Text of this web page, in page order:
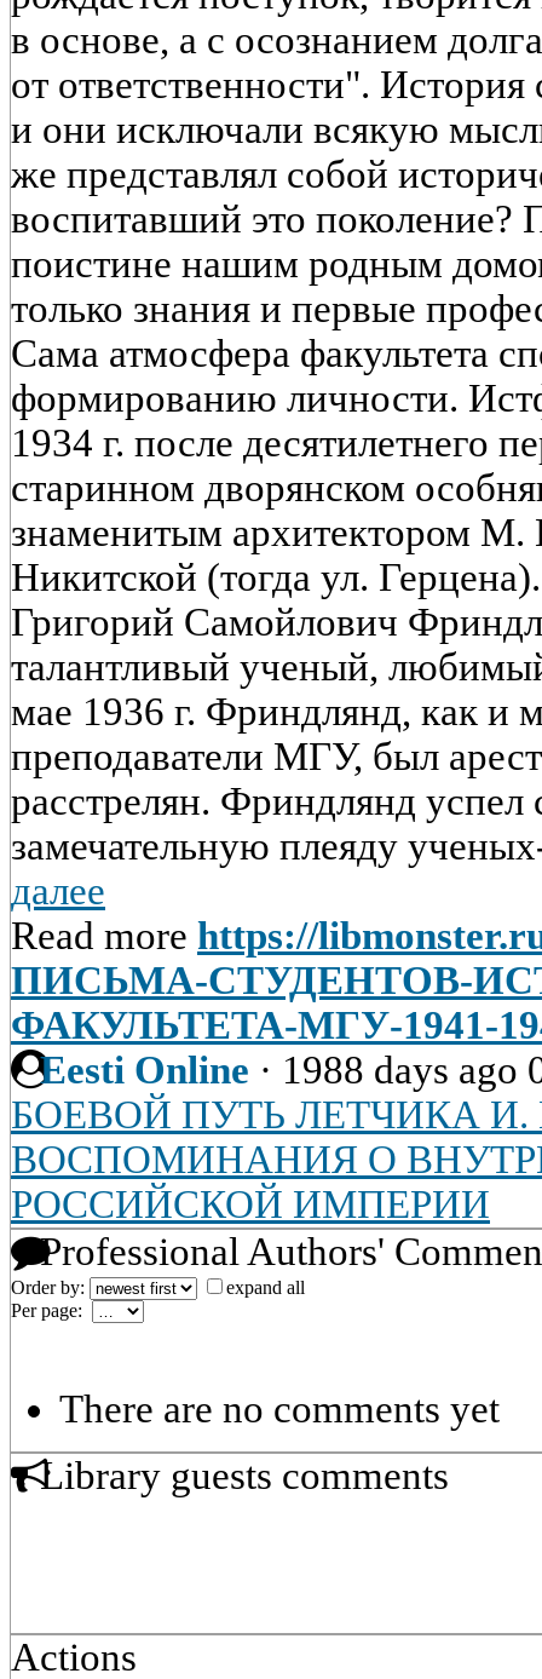
в основе, а с осознанием
от ответственности". История
и они исключали всякую
же представлял собой
воспитавший это поколение?
поистине нашим родным
только знания и первые
Сама атмосфера факультета
формированию личности.
1934 г. после десятилетнего
старинном дворянском
знаменитым архитектором М.
Никитской (тогда ул.
Григорий Самойлович
талантливый ученый,
мае 1936 г. Фриндлянд, как и
преподаватели МГУ, был
расстрелян. Фриндлянд успел
замечательную плеяду
далее
Read more https://
ПИСЬМА-СТУДЕНТОВ-
ФАКУЛЬТЕТА-МГУ-1941-
Eesti Online · 1988 days ago
БОЕВОЙ ПУТЬ ЛЕТЧИКА
ВОСПОМИНАНИЯ О
РОССИЙСКОЙ ИМПЕРИИ
Professional Authors'
Order by:
expand all
Per page:
There are no comments yet
Library guests comments
Actions